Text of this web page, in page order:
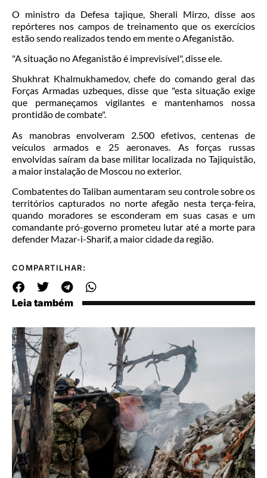
O ministro da Defesa tajique, Sherali Mirzo, disse aos
repórteres nos campos de treinamento que os exercícios
estão sendo realizados tendo em mente o Afeganistão.
"A situação no Afeganistão é imprevisível", disse ele.
Shukhrat Khalmukhamedov, chefe do comando geral das
Forças Armadas uzbeques, disse que "esta situação exige
que permaneçamos vigilantes e mantenhamos nossa
prontidão de combate".
As manobras envolveram 2.500 efetivos, centenas de
veículos armados e 25 aeronaves. As forças russas
envolvidas saíram da base militar localizada no Tajiquistão,
a maior instalação de Moscou no exterior.
Combatentes do Taliban aumentaram seu controle sobre os
territórios capturados no norte afegão nesta terça-feira,
quando moradores se esconderam em suas casas e um
comandante pró-governo prometeu lutar até a morte para
defender Mazar-i-Sharif, a maior cidade da região.
COMPARTILHAR:
Leia também